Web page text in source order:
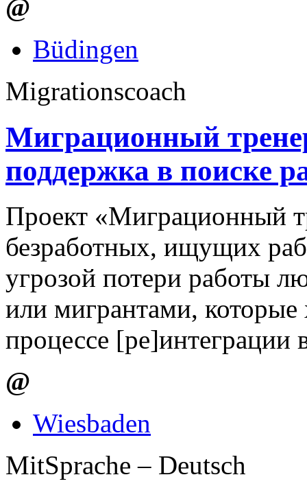
@
Büdingen
Migrationscoach
Миграционный
поддержка в поиске
Проект «Миграционный
безработных, ищущих
угрозой потери работы
или мигрантами,
процессе [ре]интеграции
@
Wiesbaden
MitSprache – Deutsch